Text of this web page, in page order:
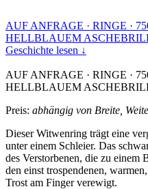
AUF ANFRAGE · RINGE ·
HELLBLAUEM
Geschichte lesen ↓
AUF ANFRAGE · RINGE ·
HELLBLAUEM
Preis: abhängig von Breite,
Dieser Witwenring trägt eine
unter einem Schleier. Das
des Verstorbenen, die zu
den einst trospendenen,
Trost am Finger verewigt.